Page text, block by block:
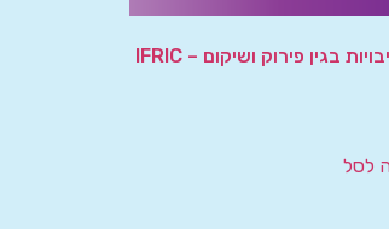
התחייבויות בגין פירוק ושיקום – IFRIC
לסל